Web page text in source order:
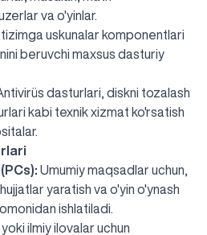
va o'yinlar.
uskunalar komponentlari
beruvchi maxsus dasturiy
dasturlari, diskni tozalash
kabi texnik xizmat ko'rsatish
Umumiy maqsadlar uchun,
yaratish va o'yin o'ynash
ishlatiladi.
ilmiy ilovalar uchun